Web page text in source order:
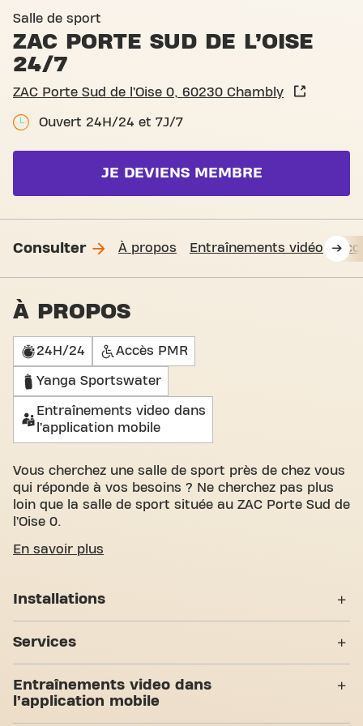
Salle de sport
ZAC PORTE SUD DE L’OISE
24/7
ZAC Porte Sud de l’Oise 0, 60230 Chambly
Ouvert 24H/24 et 7J/7
JE DEVIENS MEMBRE
Consulter À propos Entraînements vidéo
À PROPOS
24H/24 Accès PMR
Yanga Sportswater
Entraînements video dans
l’application mobile
Vous cherchez une salle de sport près de chez vous
qui réponde à vos besoins ? Ne cherchez pas plus
loin que la salle de sport située au ZAC Porte Sud de
l’Oise 0.
Nous comprenons à quel point il est important de
d'entraînement spacieuses et accueillantes et des
aider à chaque étape. Notre salle de sport offre une
grande variété d'équipements, de séances
d'entraînement vidéo, entraînement
personnel,Ouvert 24/7. Mais ce qui nous distingue
vraiment, c'est le sens de la communauté que nous
En savoir plus
Installations
Douches
Services
Accès PMR
Entraînements video dans
l’application mobile